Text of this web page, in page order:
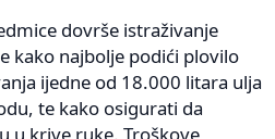
dovrše istraživanje
kako najbolje podići plovilo
ijedne od 18.000 litara ulja
te kako osigurati da
u krive ruke. Troškove